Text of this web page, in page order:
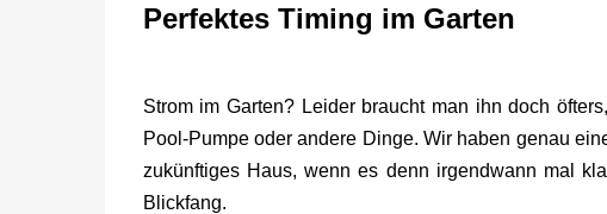
Perfektes Timing im Garten
Strom im Garten? Leider braucht man ihn doch
Pool-Pumpe oder andere Dinge. Wir haben genau
zukünftiges Haus, wenn es denn irgendwann mal
Blickfang.